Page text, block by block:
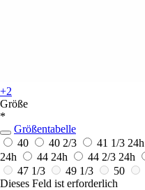
+2
Größe
*
Größentabelle
40
40 2/3 41 1/3 24h
24h
44 24h 44 2/3 24h
47 1/3
49 1/3 50
Dieses Feld ist erforderlich